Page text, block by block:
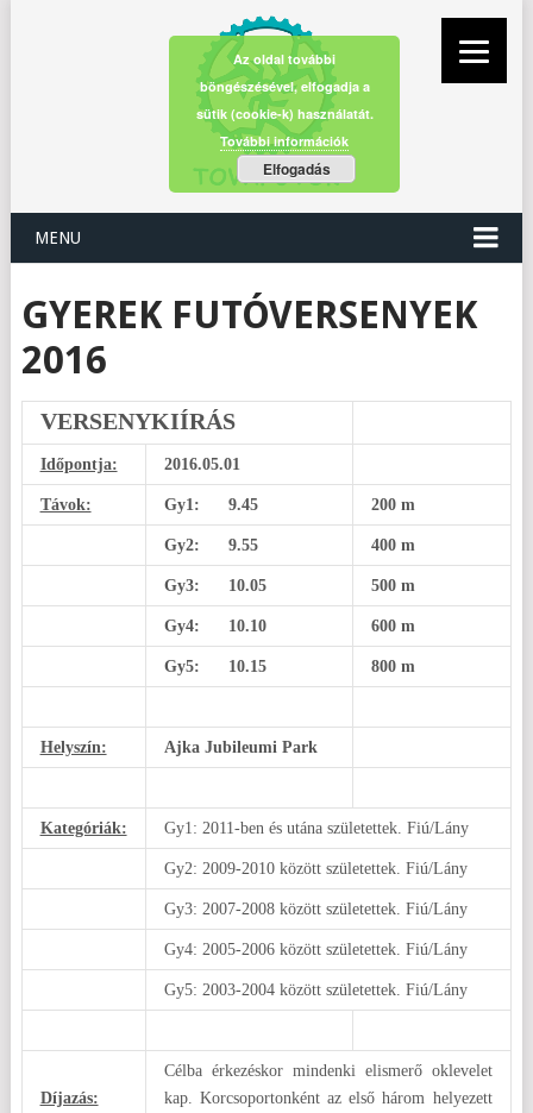
MENU
GYEREK FUTÓVERSENYEK
2016
VERSENYKIÍRÁS
Időpontja: 2016.05.01
Távok: Gy1: 9.45 200 m
Gy2: 9.55 400 m
Gy3: 10.05 500 m
Gy4: 10.10 600 m
Gy5: 10.15 800 m
Helyszín: Ajka Jubileumi Park
Kategóriák: Gy1: 2011-ben és utána születettek. Fiú/Lány
Gy2: 2009-2010 között születettek. Fiú/Lány
Gy3: 2007-2008 között születettek. Fiú/Lány
Gy4: 2005-2006 között születettek. Fiú/Lány
Gy5: 2003-2004 között születettek. Fiú/Lány
Díjazás:
Célba érkezéskor mindenki elismerő oklevelet
kap. Korcsoportonként az első három helyezett
Az oldal további
böngészésével, elfogadja a
sütik (cookie-k) használatát.
További információk
Elfogadás